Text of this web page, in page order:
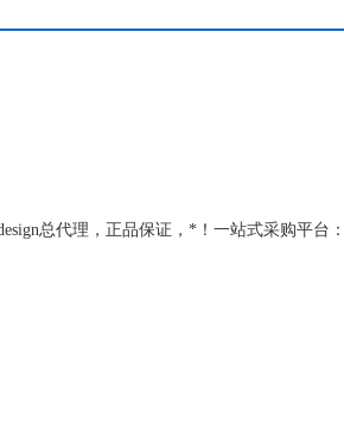
总代理，正品保证，*！一站式采购平台：